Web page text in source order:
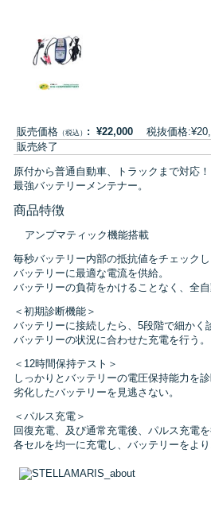
販売価格 （税込） : ¥22,000 税抜価格
販売終了
原付から普通自動車、トラックまで対応！
最強バッテリーメンテナー。
商品特徴
アンプマティック機能搭載
毎秒バッテリー内部の抵抗値をチェックし
バッテリーに最適な電流を供給。
バッテリーの負荷をかけることなく、全自
＜初期診断機能＞
バッテリーに接続したら、5段階で細かく
バッテリーの状況に合わせた充電を行う。
＜12時間保持テスト＞
しっかりとバッテリーの電圧保持能力を診
劣化したバッテリーを見逃さない。
＜パルス充電＞
回復充電、及び通常充電後、パルス充電を
各セルを均一に充電し、バッテリーをより